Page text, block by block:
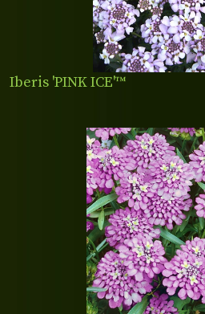
Iberis 'PINK ICE'™